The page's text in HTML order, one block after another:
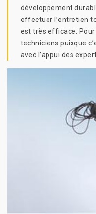
développement
effectuer l’entretien
est très efficace.
techniciens puisque
avec l’appui des